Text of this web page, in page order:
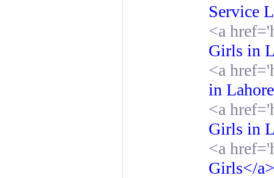
Service
<a
Girls in
<a
in
<a
Girls in
<a
Girls</a>